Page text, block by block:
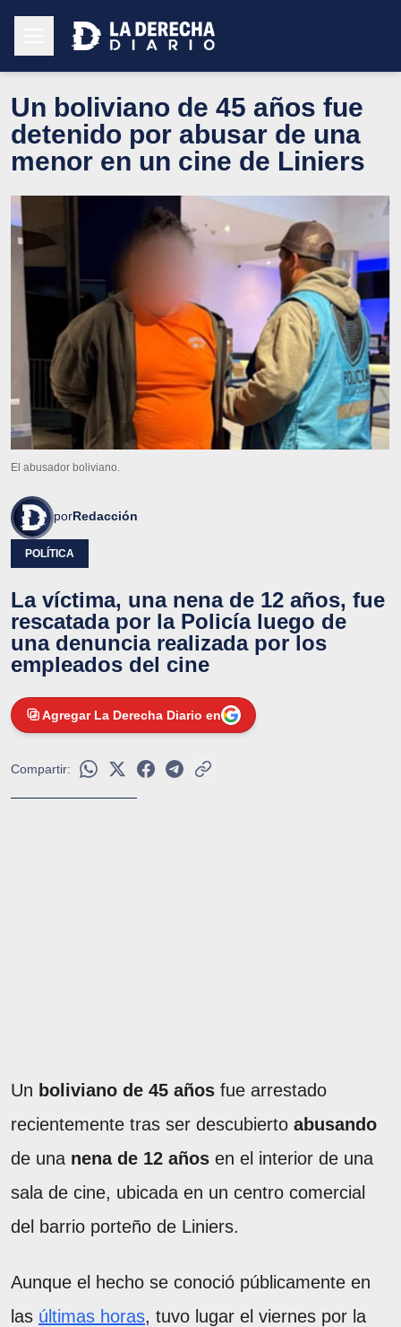
Un boliviano de 45 años fue
detenido por abusar de una
menor en un cine de Liniers
El abusador boliviano.
porRedacción
POLÍTICA
La víctima, una nena de 12 años, fue
rescatada por la Policía luego de
una denuncia realizada por los
empleados del cine
Agregar La Derecha Diario en
Compartir:
Un boliviano de 45 años fue arrestado
recientemente tras ser descubierto abusando
de una nena de 12 años en el interior de una
sala de cine, ubicada en un centro comercial
del barrio porteño de Liniers.
Aunque el hecho se conoció públicamente en
las últimas horas, tuvo lugar el viernes por la